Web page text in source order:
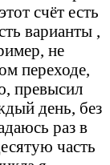
счёт есть
варианты ,
не
переходе,
превысил
день, без
раз в
часть